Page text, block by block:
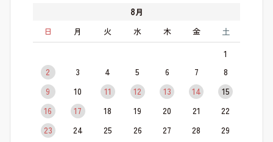
8月
日
月 火 水 木 金 土
1
2
3 4 5 6 7
8
9
10 11 12 13 14
15
16
17 18 19 20 21
22
23
24 25 26 27 28
29